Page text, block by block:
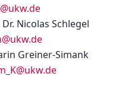
Nicolas Schlegel
Greiner-Simank